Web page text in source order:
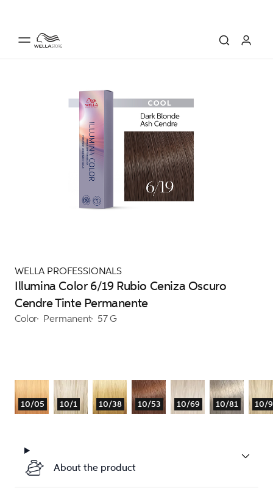
WELLA PROFESSIONALS
Illumina Color 6/19 Rubio Ceniza Oscuro
Cendre Tinte Permanente
Color Permanent 57 G
10/05 10/1 10/38 10/53 10/69 10/81 10/
About the product